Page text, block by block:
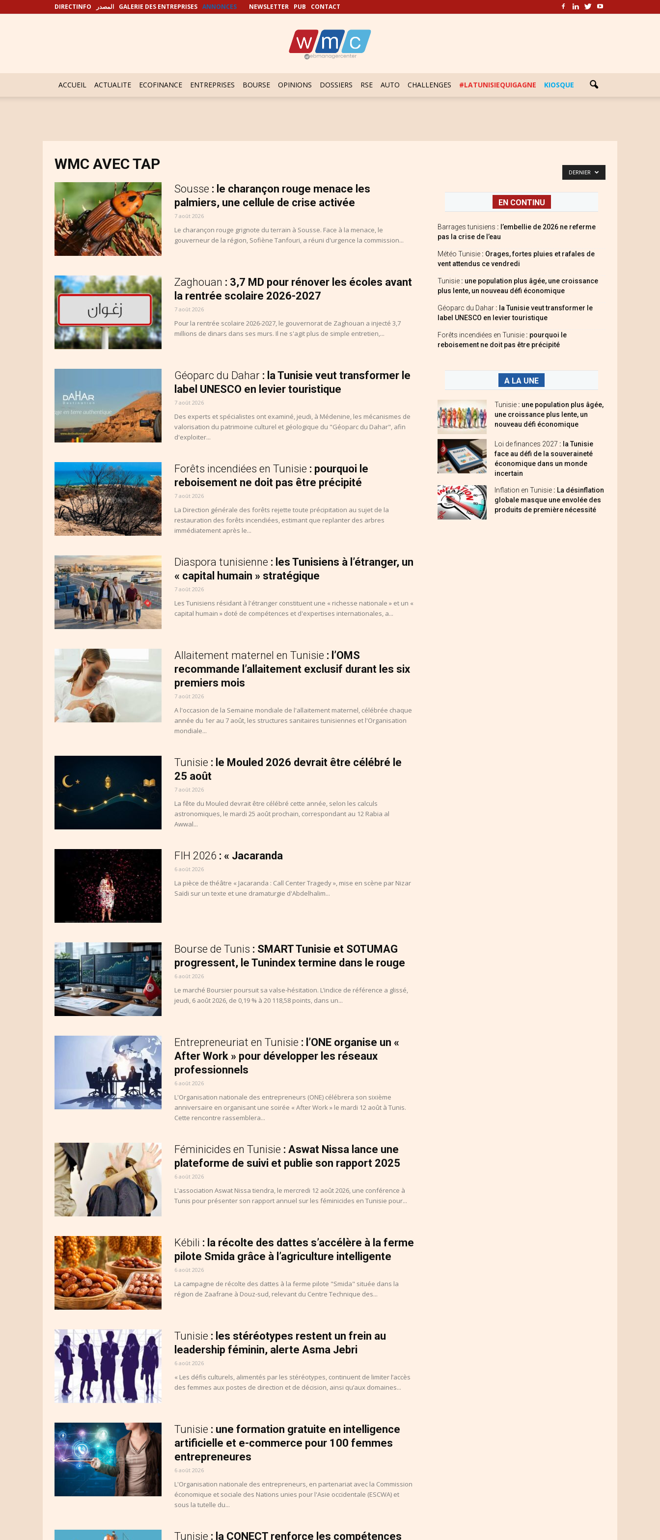
DIRECTINFO المصدر GALERIE DES ENTREPRISES ANNONCES NEWSLETTER PUB CONTACT
ACCUEIL ACTUALITE ECOFINANCE ENTREPRISES BOURSE OPINIONS DOSSIERS RSE AUTO CHALLENGES #LATUNISIEQUIGAGNE KIOSQUE
WMC AVEC TAP
DERNIER
Sousse : le charançon rouge menace les
palmiers, une cellule de crise activée
7 août 2026
Le charançon rouge grignote du terrain à Sousse. Face à la menace, le
gouverneur de la région, Sofiène Tanfouri, a réuni d'urgence la commission...
Zaghouan : 3,7 MD pour rénover les écoles avant
la rentrée scolaire 2026-2027
7 août 2026
Pour la rentrée scolaire 2026-2027, le gouvernorat de Zaghouan a injecté 3,7
millions de dinars dans ses murs. Il ne s'agit plus de simple entretien,...
Géoparc du Dahar : la Tunisie veut transformer le
label UNESCO en levier touristique
7 août 2026
Des experts et spécialistes ont examiné, jeudi, à Médenine, les mécanismes de
valorisation du patrimoine culturel et géologique du "Géoparc du Dahar", afin
d'exploiter...
Forêts incendiées en Tunisie : pourquoi le
reboisement ne doit pas être précipité
7 août 2026
La Direction générale des forêts rejette toute précipitation au sujet de la
restauration des forêts incendiées, estimant que replanter des arbres
immédiatement après le...
Diaspora tunisienne : les Tunisiens à l’étranger, un
« capital humain » stratégique
7 août 2026
Les Tunisiens résidant à l'étranger constituent une « richesse nationale » et un «
capital humain » doté de compétences et d'expertises internationales, a...
Allaitement maternel en Tunisie : l’OMS
recommande l’allaitement exclusif durant les six
premiers mois
7 août 2026
A l'occasion de la Semaine mondiale de l'allaitement maternel, célébrée chaque
année du 1er au 7 août, les structures sanitaires tunisiennes et l'Organisation
mondiale...
Tunisie : le Mouled 2026 devrait être célébré le
25 août
7 août 2026
La fête du Mouled devrait être célébré cette année, selon les calculs
astronomiques, le mardi 25 août prochain, correspondant au 12 Rabia al
Awwal...
FIH 2026 : « Jacaranda
6 août 2026
La pièce de théâtre « Jacaranda : Call Center Tragedy », mise en scène par Nizar
Saïdi sur un texte et une dramaturgie d'Abdelhalim...
Bourse de Tunis : SMART Tunisie et SOTUMAG
progressent, le Tunindex termine dans le rouge
6 août 2026
Le marché Boursier poursuit sa valse-hésitation. L’indice de référence a glissé,
jeudi, 6 août 2026, de 0,19 % à 20 118,58 points, dans un...
Entrepreneuriat en Tunisie : l’ONE organise un «
After Work » pour développer les réseaux
professionnels
6 août 2026
L'Organisation nationale des entrepreneurs (ONE) célébrera son sixième
anniversaire en organisant une soirée « After Work » le mardi 12 août à Tunis.
Cette rencontre rassemblera...
Féminicides en Tunisie : Aswat Nissa lance une
plateforme de suivi et publie son rapport 2025
6 août 2026
L'association Aswat Nissa tiendra, le mercredi 12 août 2026, une conférence à
Tunis pour présenter son rapport annuel sur les féminicides en Tunisie pour...
Kébili : la récolte des dattes s’accélère à la ferme
pilote Smida grâce à l’agriculture intelligente
6 août 2026
La campagne de récolte des dattes à la ferme pilote "Smida" située dans la
région de Zaafrane à Douz-sud, relevant du Centre Technique des...
Tunisie : les stéréotypes restent un frein au
leadership féminin, alerte Asma Jebri
6 août 2026
« Les défis culturels, alimentés par les stéréotypes, continuent de limiter l’accès
des femmes aux postes de direction et de décision, ainsi qu’aux domaines...
Tunisie : une formation gratuite en intelligence
artificielle et e-commerce pour 100 femmes
entrepreneures
6 août 2026
L'Organisation nationale des entrepreneurs, en partenariat avec la Commission
économique et sociale des Nations unies pour l'Asie occidentale (ESCWA) et
sous la tutelle du...
Tunisie : la CONECT renforce les compétences
EN CONTINU
Barrages tunisiens : l’embellie de 2026 ne referme
pas la crise de l’eau
Météo Tunisie : Orages, fortes pluies et rafales de
vent attendus ce vendredi
Tunisie : une population plus âgée, une croissance
plus lente, un nouveau défi économique
Géoparc du Dahar : la Tunisie veut transformer le
label UNESCO en levier touristique
Forêts incendiées en Tunisie : pourquoi le
reboisement ne doit pas être précipité
A LA UNE
Tunisie : une population plus âgée,
une croissance plus lente, un
nouveau défi économique
Loi de finances 2027 : la Tunisie
face au défi de la souveraineté
économique dans un monde
incertain
Inflation en Tunisie : La désinflation
globale masque une envolée des
produits de première nécessité